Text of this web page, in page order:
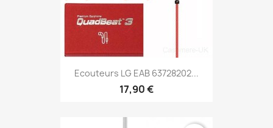
Ecouteurs LG EAB 63728202...
17,90 €